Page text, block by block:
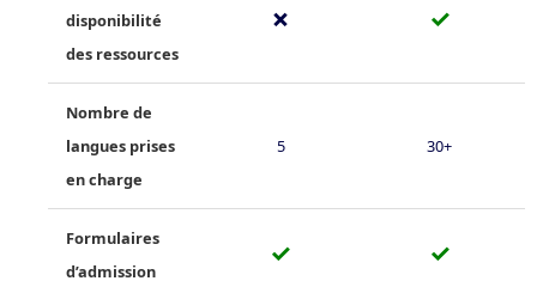
disponibilité
des ressources
✗ ✓
Nombre de
langues prises
en charge
5 30+
Formulaires
d’admission
✓ ✓